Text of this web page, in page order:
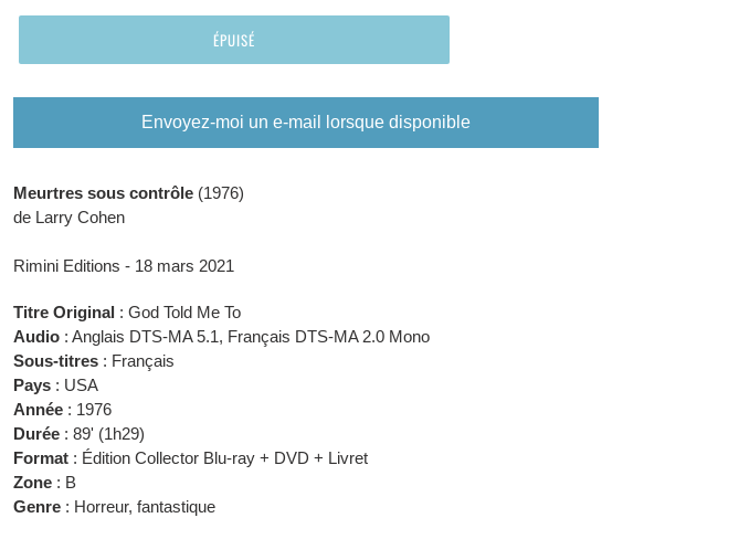
ÉPUISÉ
Envoyez-moi un e-mail lorsque disponible
d'un
produit
votre
Meurtres sous contrôle (1976)
de Larry Cohen
Rimini Editions - 18 mars 2021
Titre Original : God Told Me To
Audio : Anglais DTS-MA 5.1, Français DTS-MA 2.0 Mono
Sous-titres : Français
Pays : USA
Année : 1976
Durée : 89' (1h29)
Format : Édition Collector Blu-ray + DVD + Livret
Zone : B
Genre : Horreur, fantastique